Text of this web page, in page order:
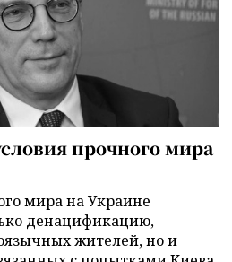
прочного мира
мира на Украине
денацификацию,
жителей, но и